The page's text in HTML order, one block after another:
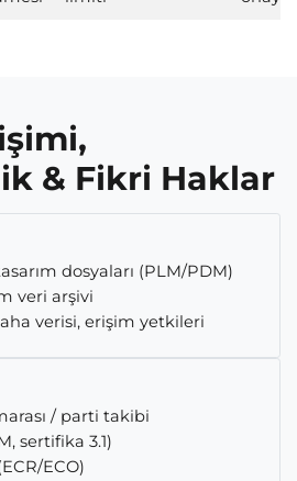
& Fikri Haklar
dosyaları (PLM/PDM)
veri arşivi
verisi, erişim yetkileri
/ parti takibi
sertifika 3.1)
ECO)